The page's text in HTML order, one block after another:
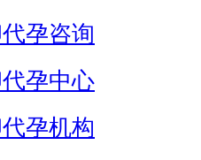
孕咨询
孕中心
孕机构